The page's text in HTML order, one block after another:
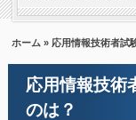
ホーム » 応用情報技術者試
応用情報技術
のは？